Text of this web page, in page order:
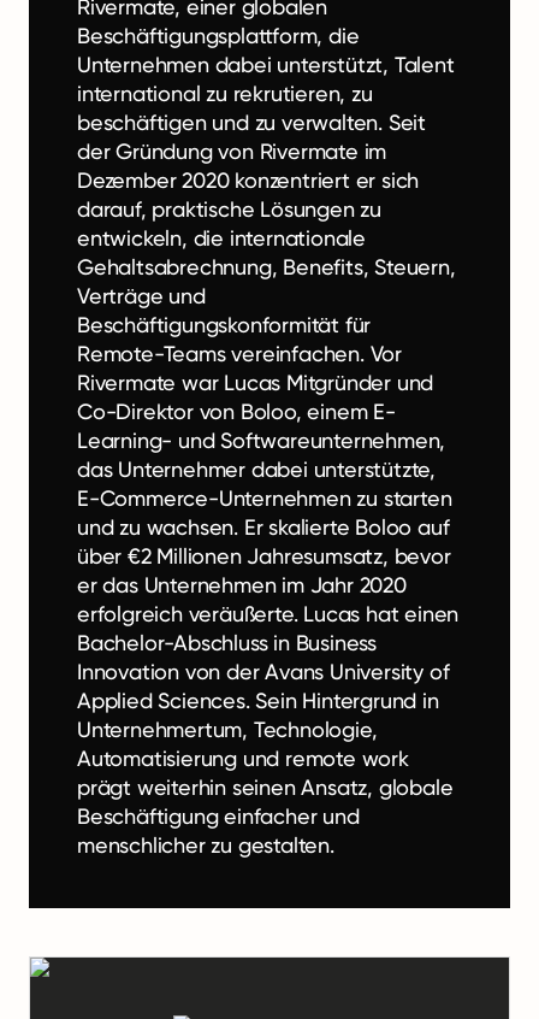
Rivermate, einer globalen
Beschäftigungsplattform, die
Unternehmen dabei unterstützt, Talent
international zu rekrutieren, zu
beschäftigen und zu verwalten. Seit
der Gründung von Rivermate im
Dezember 2020 konzentriert er sich
darauf, praktische Lösungen zu
entwickeln, die internationale
Gehaltsabrechnung, Benefits, Steuern,
Verträge und
Beschäftigungskonformität für
Remote-Teams vereinfachen. Vor
Rivermate war Lucas Mitgründer und
Co-Direktor von Boloo, einem E-
Learning- und Softwareunternehmen,
das Unternehmer dabei unterstützte,
E-Commerce-Unternehmen zu starten
und zu wachsen. Er skalierte Boloo auf
über €2 Millionen Jahresumsatz, bevor
er das Unternehmen im Jahr 2020
erfolgreich veräußerte. Lucas hat einen
Bachelor-Abschluss in Business
Innovation von der Avans University of
Applied Sciences. Sein Hintergrund in
Unternehmertum, Technologie,
Automatisierung und remote work
prägt weiterhin seinen Ansatz, globale
Beschäftigung einfacher und
menschlicher zu gestalten.